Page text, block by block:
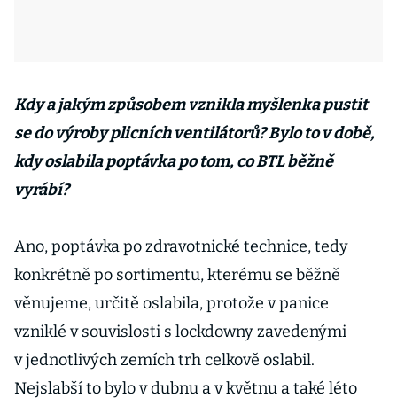
Kdy a jakým způsobem vznikla myšlenka pustit
se do výroby plicních ventilátorů? Bylo to v době,
kdy oslabila poptávka po tom, co BTL běžně
vyrábí?
Ano, poptávka po zdravotnické technice, tedy
konkrétně po sortimentu, kterému se běžně
věnujeme, určitě oslabila, protože v panice
vzniklé v souvislosti s lockdowny zavedenými
v jednotlivých zemích trh celkově oslabil.
Nejslabší to bylo v dubnu a v květnu a také léto